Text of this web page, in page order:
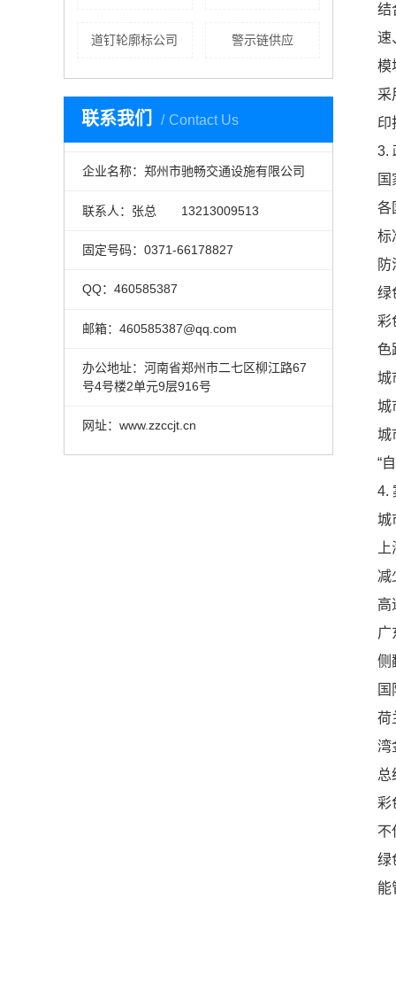
道钉轮廓标公司 警示链供应
联系我们 Contact Us
企业名称：郑州市驰畅交通设施有限公司
联系人：张总 13213009513
固定号码：0371-66178827
QQ：460585387
邮箱：460585387@qq.com
办公地址：河南省郑州市二七区柳江路67
号4号楼2单元9层916号
网址：www.zzccjt.cn
结
速
模
采
印
3.
各
标
绿
彩
色
城
城
城
“
4.
城
减
高
广
侧
荷
湾
总
彩
不
绿
能